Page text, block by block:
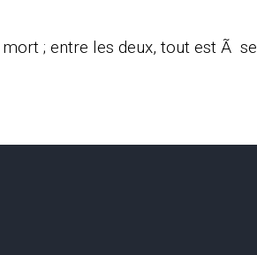
; entre les deux, tout est Ã se